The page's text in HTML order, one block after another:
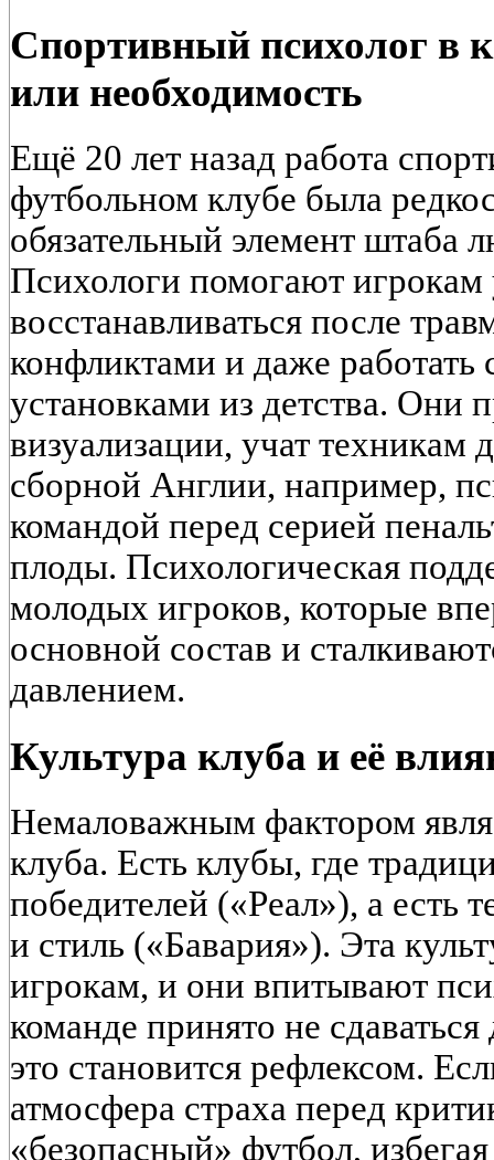
Спортивный психолог в
или необходимость
Ещё 20 лет назад работа
футбольном клубе была
обязательный элемент штаба
Психологи помогают игрокам
восстанавливаться после
конфликтами и даже работать
установками из детства. Они
визуализации, учат техникам
сборной Англии, например,
командой перед серией
плоды. Психологическая
молодых игроков, которые
основной состав и
давлением.
Культура клуба и её
Немаловажным фактором
клуба. Есть клубы, где
победителей («Реал»), а есть
и стиль («Бавария»). Эта
игрокам, и они впитывают
команде принято не
это становится рефлексом.
атмосфера страха перед
«безопасный» футбол,